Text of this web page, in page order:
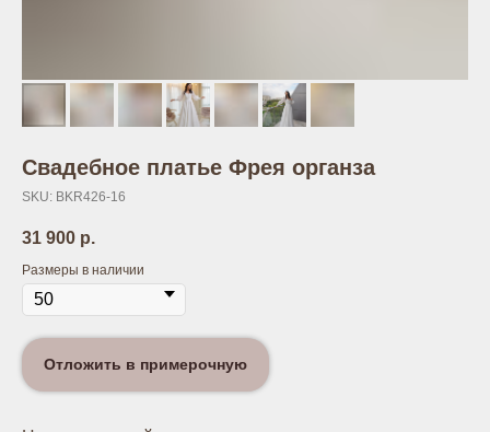
Свадебное платье Фрея органза
SKU: BKR426-16
31 900 р.
Размеры в наличии
Отложить в примерочную